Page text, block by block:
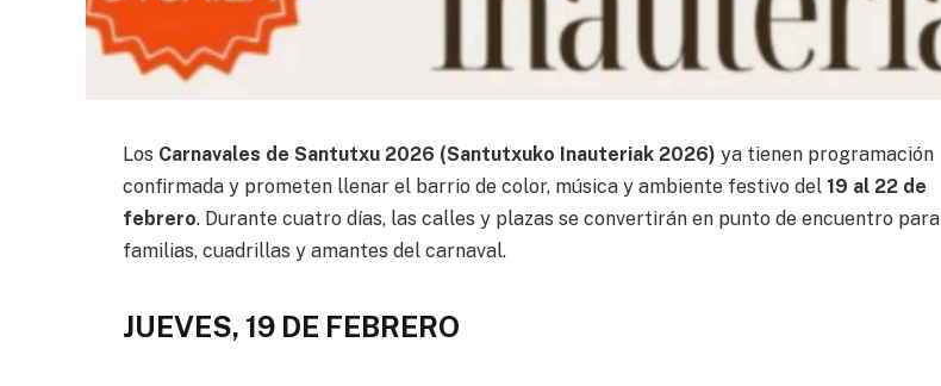
Los Carnavales de Santutxu 2026 (Santutxuko Inauteriak 2026) ya tienen programación
confirmada y prometen llenar el barrio de color, música y ambiente festivo del 19 al 22 de
febrero. Durante cuatro días, las calles y plazas se convertirán en punto de encuentro para
familias, cuadrillas y amantes del carnaval.
JUEVES, 19 DE FEBRERO